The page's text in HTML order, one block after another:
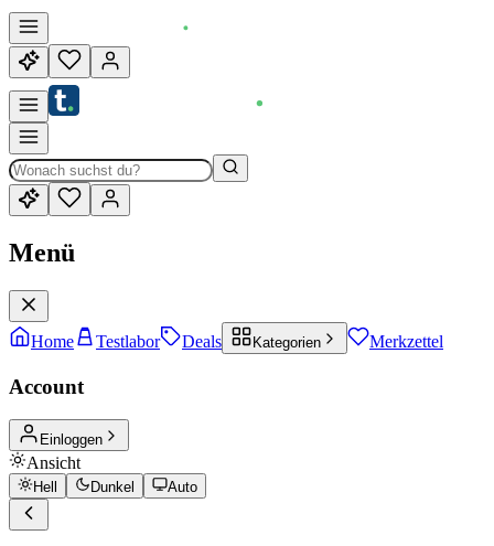
Menü
Home Testlabor Deals Kategorien Merkzettel
Account
Einloggen
Ansicht
Hell Dunkel Auto